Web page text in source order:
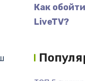
Как
LiveTV?